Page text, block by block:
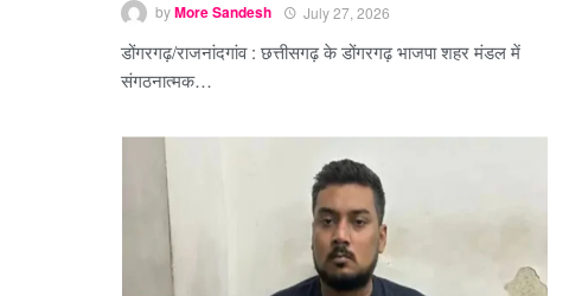
byMore Sandesh July 27, 2026
डोंगरगढ़/राजनांदगांव : छत्तीसगढ़ के डोंगरगढ़ भाजपा शहर मंडल में
संगठनात्मक…